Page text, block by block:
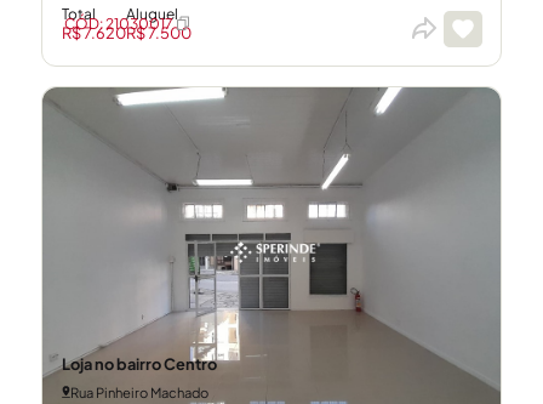
Total
R$ 7.620
Aluguel
R$ 7.500
CÓD: 21030017
Loja no bairro Centro
Rua Pinheiro Machado